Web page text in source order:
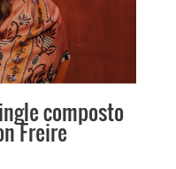
composto
Freire